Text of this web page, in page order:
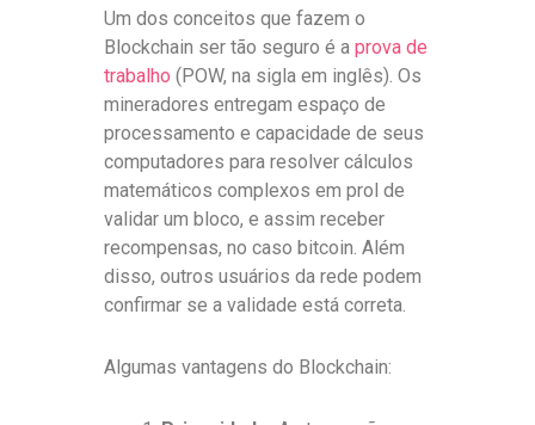
Um dos conceitos que fazem o
Blockchain ser tão seguro é aprova de
trabalho (POW, na sigla em inglês). Os
mineradores entregam espaço de
processamento e capacidade de seus
computadores para resolver cálculos
matemáticos complexos em prol de
validar um bloco, e assim receber
recompensas, no caso bitcoin. Além
disso, outros usuários da rede podem
confirmar se a validade está correta.
Algumas vantagens do Blockchain: